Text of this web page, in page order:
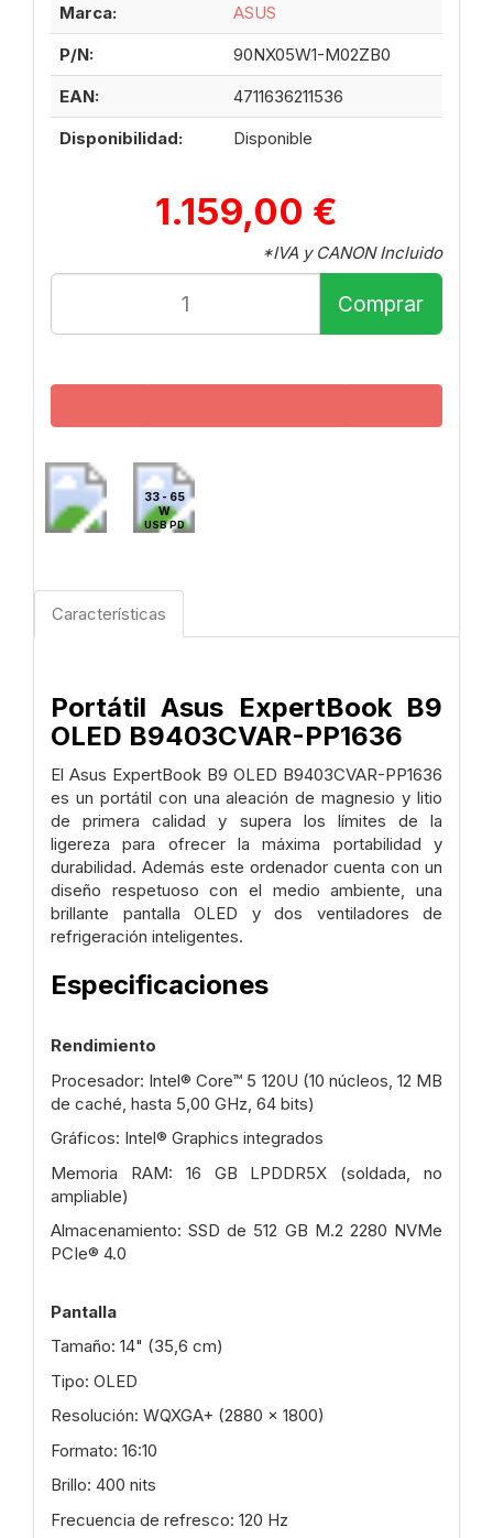
Marca:
ASUS
P/N:
90NX05W1-M02ZB0
EAN:
4711636211536
Disponibilidad:
Disponible
1.159,00 €
*IVA y CANON Incluido
Comprar
33 - 65
W
USB PD
Características
Portátil Asus ExpertBook B9
OLED B9403CVAR-PP1636
El Asus ExpertBook B9 OLED B9403CVAR-PP1636
es un portátil con una aleación de magnesio y litio
de primera calidad y supera los límites de la
ligereza para ofrecer la máxima portabilidad y
durabilidad. Además este ordenador cuenta con un
diseño respetuoso con el medio ambiente, una
brillante pantalla OLED y dos ventiladores de
refrigeración inteligentes.
Especificaciones
Rendimiento
Procesador: Intel® Core™ 5 120U (10 núcleos, 12 MB
de caché, hasta 5,00 GHz, 64 bits)
Gráficos: Intel® Graphics integrados
Memoria RAM: 16 GB LPDDR5X (soldada, no
ampliable)
Almacenamiento: SSD de 512 GB M.2 2280 NVMe
PCIe® 4.0
Pantalla
Tamaño: 14" (35,6 cm)
Tipo: OLED
Resolución: WQXGA+ (2880 x 1800)
Formato: 16:10
Brillo: 400 nits
Frecuencia de refresco: 120 Hz